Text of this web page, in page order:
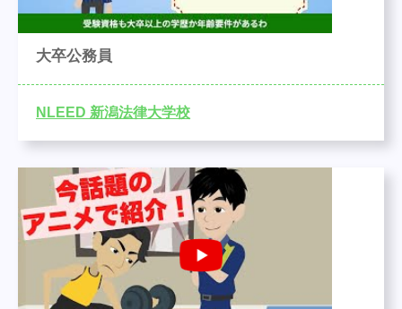
大卒公務員
NLEED 新潟法律大学校